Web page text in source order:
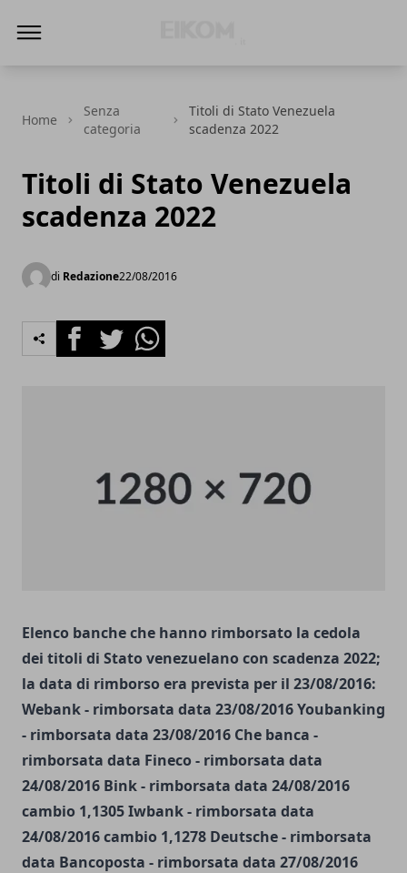
Home
Senza
categoria
Titoli di Stato Venezuela
scadenza 2022
Titoli di Stato Venezuela
scadenza 2022
di Redazione22/08/2016
FacebookTwitterWhatsapp
Elenco banche che hanno rimborsato la cedola
dei titoli di Stato venezuelano con scadenza 2022;
la data di rimborso era prevista per il 23/08/2016:
Webank - rimborsata data 23/08/2016 Youbanking
- rimborsata data 23/08/2016 Che banca -
rimborsata data Fineco - rimborsata data
24/08/2016 Bink - rimborsata data 24/08/2016
cambio 1,1305 Iwbank - rimborsata data
24/08/2016 cambio 1,1278 Deutsche - rimborsata
data Bancoposta - rimborsata data 27/08/2016